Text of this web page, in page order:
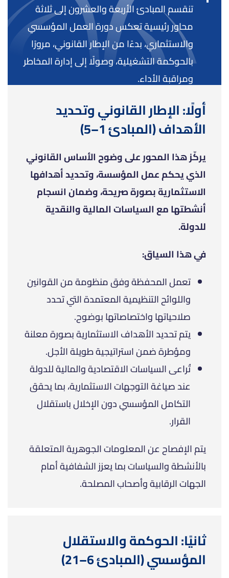
تنقسم المبادئ الأربعة والعشرون إلى ثلاثة
محاور رئيسية تعكس دورة العمل المؤسسي
والاستثماري، بدءًا من الإطار القانوني، مرورًا
بالحوكمة التشغيلية، وصولًا إلى إدارة المخاطر
ومراقبة الأداء.
أولًا: الإطار القانوني وتحديد
الأهداف (المبادئ 1–5)
يركّز هذا المحور على وضوح الأساس القانوني
الذي يحكم عمل المؤسسة، وتحديد أهدافها
الاستثمارية بصورة صريحة، وضمان انسجام
أنشطتها مع السياسات المالية والنقدية
للدولة.
في هذا السياق:
تعمل المحفظة وفق منظومة من القوانين
واللوائح التنظيمية المعتمدة التي تحدد
صلاحياتها واختصاصاتها بوضوح.
يتم تحديد الأهداف الاستثمارية بصورة معلنة
ومؤطرة ضمن استراتيجية طويلة الأجل.
تُراعى السياسات الاقتصادية والمالية للدولة
عند صياغة التوجهات الاستثمارية، بما يحقق
التكامل المؤسسي دون الإخلال باستقلال
القرار.
يتم الإفصاح عن المعلومات الجوهرية المتعلقة
بالأنشطة والسياسات بما يعزز الشفافية أمام
الجهات الرقابية وأصحاب المصلحة.
ثانيًا: الحوكمة والاستقلال
المؤسسي (المبادئ 6–21)